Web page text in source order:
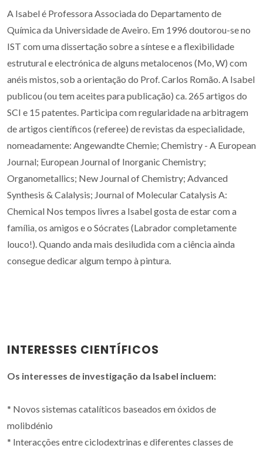
A Isabel é Professora Associada do Departamento de
Química da Universidade de Aveiro. Em 1996 doutorou-se no
IST com uma dissertação sobre a síntese e a flexibilidade
estrutural e electrónica de alguns metalocenos (Mo, W) com
anéis mistos, sob a orientação do Prof. Carlos Romão. A Isabel
publicou (ou tem aceites para publicação) ca. 265 artigos do
SCI e 15 patentes. Participa com regularidade na arbitragem
de artigos científicos (referee) de revistas da especialidade,
nomeadamente: Angewandte Chemie; Chemistry - A European
Journal; European Journal of Inorganic Chemistry;
Organometallics; New Journal of Chemistry; Advanced
Synthesis & Calalysis; Journal of Molecular Catalysis A:
Chemical Nos tempos livres a Isabel gosta de estar com a
família, os amigos e o Sócrates (Labrador completamente
louco!). Quando anda mais desiludida com a ciência ainda
consegue dedicar algum tempo à pintura.
INTERESSES CIENTÍFICOS
Os interesses de investigação da Isabel incluem:
* Novos sistemas catalíticos baseados em óxidos de
molibdénio
* Interacções entre ciclodextrinas e diferentes classes de